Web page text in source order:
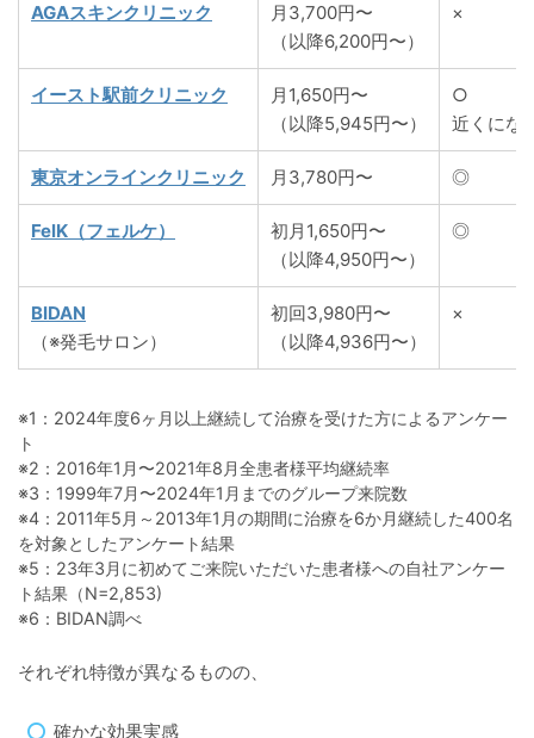
AGAスキンクリニック
月3,700円〜
（以降6,200円〜）
×
イースト駅前クリニック
月1,650円〜
（以降5,945円〜）
○
近くにな
東京オンラインクリニック 月3,780円〜 ◎
FelK（フェルケ）
初月1,650円〜
（以降4,950円〜）
◎
BIDAN
（※発毛サロン）
初回3,980円〜
（以降4,936円〜）
×
※1：2024年度6ヶ月以上継続して治療を受けた方によるアンケー
ト
※2：2016年1月〜2021年8月全患者様平均継続率
※3：1999年7月〜2024年1月までのグループ来院数
※4：2011年5月～2013年1月の期間に治療を6か月継続した400名
を対象としたアンケート結果
※5：23年3月に初めてご来院いただいた患者様への自社アンケー
ト結果（N=2,853)
※6：BIDAN調べ
それぞれ特徴が異なるものの、
確かな効果実感